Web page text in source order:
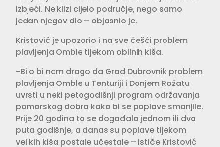
izbjeći. Ne klizi cijelo područje, nego samo
jedan njegov dio – objasnio je.
Kristović je upozorio i na sve češći problem
plavljenja Omble tijekom obilnih kiša.
-Bilo bi nam drago da Grad Dubrovnik problem
plavljenja Omble u Tenturiji i Donjem Rožatu
uvrsti u neki petogodišnji program održavanja
pomorskog dobra kako bi se poplave smanjile.
Prije 20 godina to se događalo jednom ili dva
puta godišnje, a danas su poplave tijekom
velikih kiša postale učestale – ističe Kristović